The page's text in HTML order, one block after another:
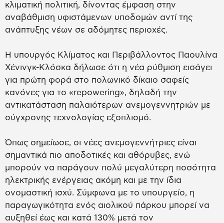
κλιματική πολιτική, δίνοντας έμφαση στην
αναβάθμιση υφιστάμενων υποδομών αντί της
ανάπτυξης νέων σε αδόμητες περιοχές.
Η υπουργός Κλίματος και Περιβάλλοντος Παουλίνα
Χένινγκ-Κλόσκα δήλωσε ότι η νέα ρύθμιση εισάγει
για πρώτη φορά στο πολωνικό δίκαιο σαφείς
κανόνες για το «repowering», δηλαδή την
αντικατάσταση παλαιότερων ανεμογεννητριών με
σύγχρονης τεχνολογίας εξοπλισμό.
Όπως σημείωσε, οι νέες ανεμογεννήτριες είναι
σημαντικά πιο αποδοτικές και αθόρυβες, ενώ
μπορούν να παράγουν πολύ μεγαλύτερη ποσότητα
ηλεκτρικής ενέργειας ακόμη και με την ίδια
ονομαστική ισχύ. Σύμφωνα με το υπουργείο, η
παραγωγικότητα ενός αιολικού πάρκου μπορεί να
αυξηθεί έως και κατά 130% μετά τον